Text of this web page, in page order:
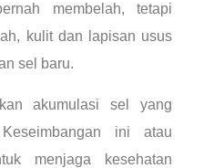
membelah, tetapi
kulit dan lapisan usus
sel baru.
akumulasi sel yang
ini atau
menjaga kesehatan